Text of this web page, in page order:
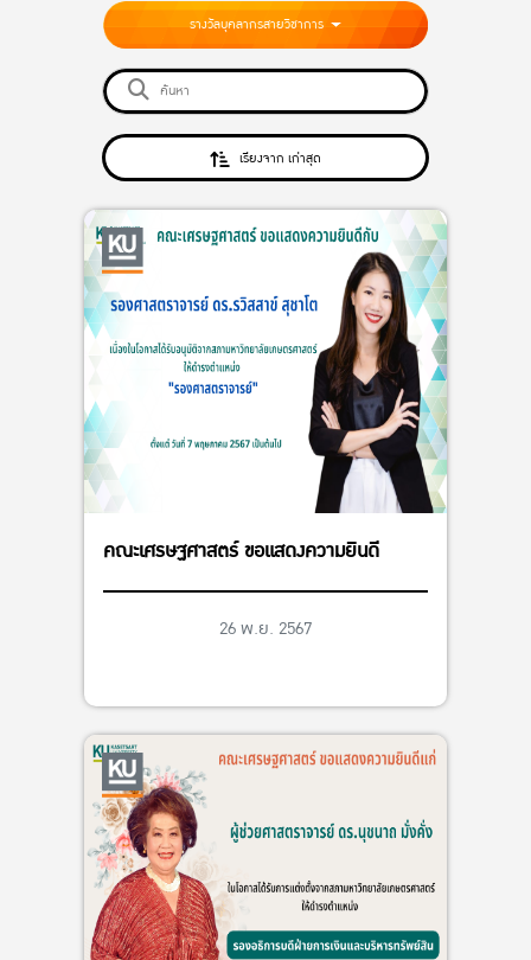
รางวัลบุคลากรสายวิชาการ
เรียงจาก เก่าสุด
คณะเศรษฐศาสตร์ ขอแสดงความยินดี
26 พ.ย. 2567